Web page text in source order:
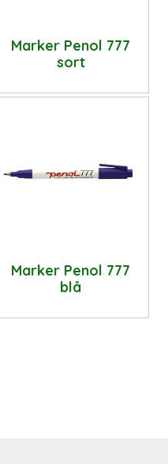
Marker Penol 777
sort
Marker Penol 777
blå